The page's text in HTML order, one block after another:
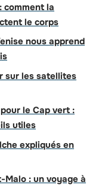
comment la
le corps
nous apprend
sur les satellites
le Cap vert :
utiles
expliqués en
Malo : un voyage à